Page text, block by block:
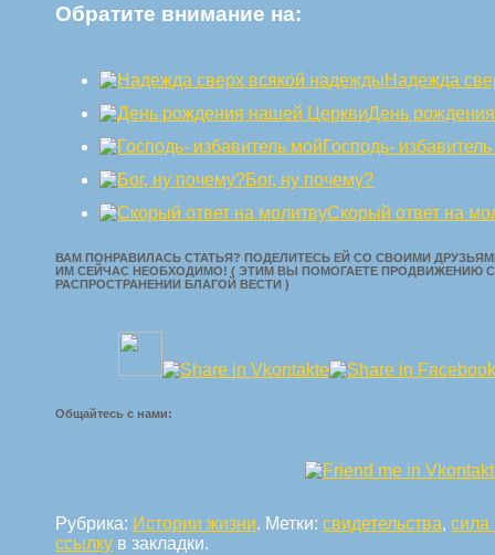
Обратите внимание на:
Надежда
День
Господь-
Бог, ну почему?
Скорый ответ на
ВАМ ПОНРАВИЛАСЬ СТАТЬЯ? ПОДЕЛИТЕСЬ ЕЙ СО СВОИМИ
ИМ СЕЙЧАС НЕОБХОДИМО! ( ЭТИМ ВЫ ПОМОГАЕТЕ ПРОДВИЖЕНИЮ
РАСПРОСТРАНЕНИИ БЛАГОЙ ВЕСТИ )
Общайтесь с нами:
Рубрика: Истории жизни. Метки:свидетельства,
ссылку в закладки.